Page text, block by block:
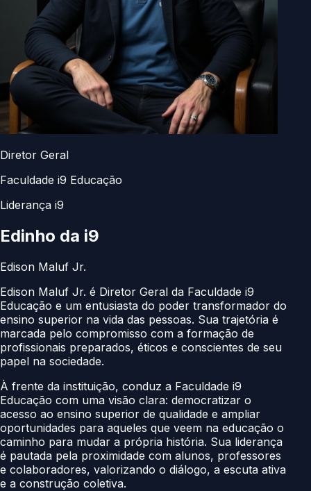
Diretor Geral
Faculdade i9 Educação
Liderança i9
Edinho da i9
Edison Maluf Jr.
Edison Maluf Jr. é Diretor Geral da Faculdade i9
Educação e um entusiasta do poder transformador do
ensino superior na vida das pessoas. Sua trajetória é
marcada pelo compromisso com a formação de
profissionais preparados, éticos e conscientes de seu
papel na sociedade.
À frente da instituição, conduz a Faculdade i9
Educação com uma visão clara: democratizar o
acesso ao ensino superior de qualidade e ampliar
oportunidades para aqueles que veem na educação o
caminho para mudar a própria história. Sua liderança
é pautada pela proximidade com alunos, professores
e colaboradores, valorizando o diálogo, a escuta ativa
e a construção coletiva.